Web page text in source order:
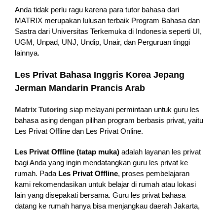
Anda tidak perlu ragu karena para tutor bahasa dari
MATRIX merupakan lulusan terbaik Program Bahasa dan
Sastra dari Universitas Terkemuka di Indonesia seperti UI,
UGM, Unpad, UNJ, Undip, Unair, dan Perguruan tinggi
lainnya.
Les Privat Bahasa Inggris Korea Jepang
Jerman Mandarin Prancis Arab
Matrix Tutoring siap melayani permintaan untuk guru les
bahasa asing dengan pilihan program berbasis privat, yaitu
Les Privat Offline dan Les Privat Online.
Les Privat Offline (tatap muka) adalah layanan les privat
bagi Anda yang ingin mendatangkan guru les privat ke
rumah. Pada Les Privat Offline, proses pembelajaran
kami rekomendasikan untuk belajar di rumah atau lokasi
lain yang disepakati bersama. Guru les privat bahasa
datang ke rumah hanya bisa menjangkau daerah Jakarta,